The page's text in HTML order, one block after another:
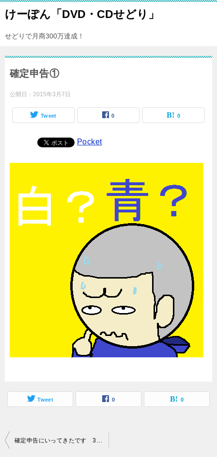
けーぽん「DVD・CDせどり」
せどりで月商300万達成！
確定申告①
公開日： 2015年3月7日
Tweet 0 0
Pocket
Tweet 0 0
投
確定申告にいってきたです 3月7日